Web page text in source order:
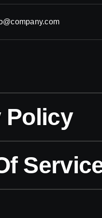
Policy